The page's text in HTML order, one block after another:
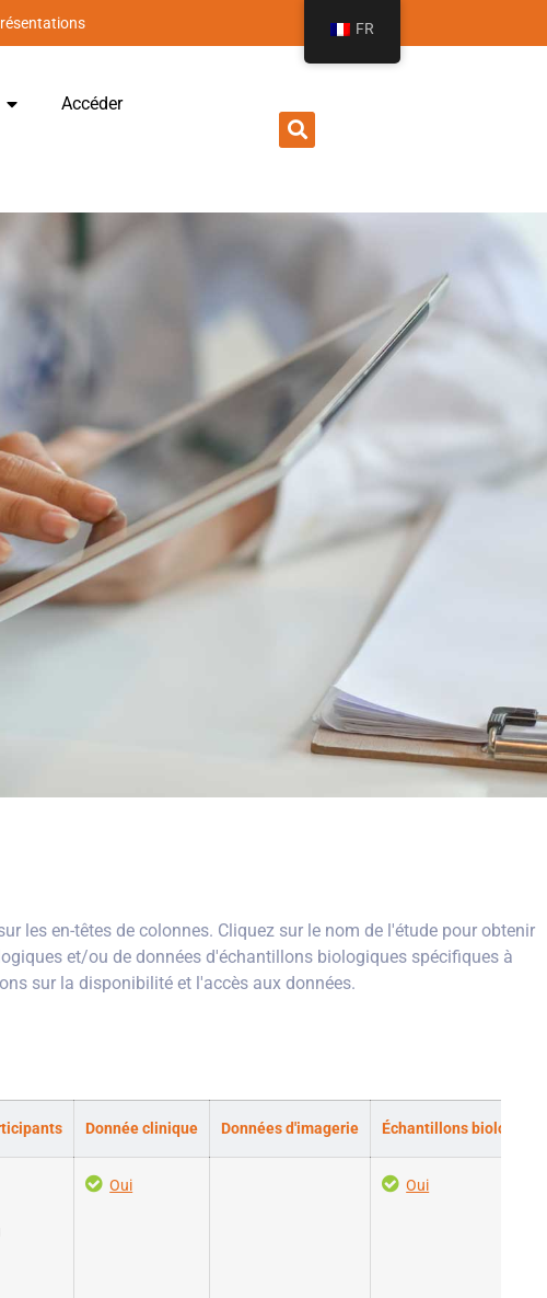
Accéder
les en-têtes de colonnes. Cliquez sur le nom de l'étude pour obtenir
et/ou de données d'échantillons biologiques spécifiques à
sur la disponibilité et l'accès aux données.
Donnée clinique Données d'imagerie Échantillons
Oui Oui
FR